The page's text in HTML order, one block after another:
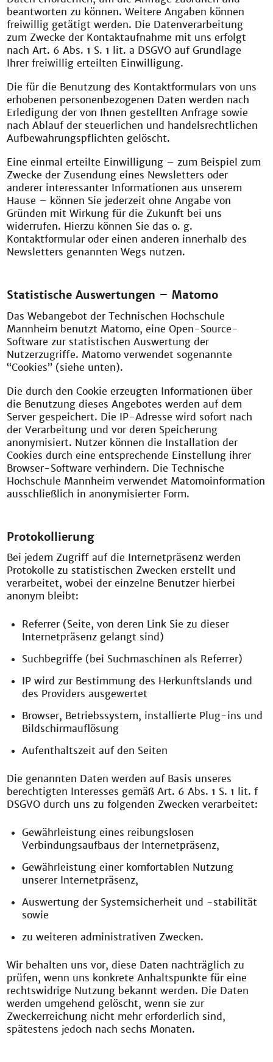
beantworten zu können. Weitere Angaben können
freiwillig getätigt werden. Die Datenverarbeitung
zum Zwecke der Kontaktaufnahme mit uns erfolgt
nach Art. 6 Abs. 1 S. 1 lit. a DSGVO auf Grundlage
Ihrer freiwillig erteilten Einwilligung.
Die für die Benutzung des Kontaktformulars von uns
erhobenen personenbezogenen Daten werden nach
Erledigung der von Ihnen gestellten Anfrage sowie
nach Ablauf der steuerlichen und handelsrechtlichen
Aufbewahrungspflichten gelöscht.
Eine einmal erteilte Einwilligung – zum Beispiel zum
Zwecke der Zusendung eines Newsletters oder
anderer interessanter Informationen aus unserem
Hause – können Sie jederzeit ohne Angabe von
Gründen mit Wirkung für die Zukunft bei uns
widerrufen. Hierzu können Sie das o. g.
Kontaktformular oder einen anderen innerhalb des
Newsletters genannten Wegs nutzen.
Statistische Auswertungen – Matomo
Das Webangebot der Technischen Hochschule
Mannheim benutzt Matomo, eine Open-Source-
Software zur statistischen Auswertung der
Nutzerzugriffe. Matomo verwendet sogenannte
“Cookies” (siehe unten).
Die durch den Cookie erzeugten Informationen über
die Benutzung dieses Angebotes werden auf dem
Server gespeichert. Die IP-Adresse wird sofort nach
der Verarbeitung und vor deren Speicherung
anonymisiert. Nutzer können die Installation der
Cookies durch eine entsprechende Einstellung ihrer
Browser-Software verhindern. Die Technische
Hochschule Mannheim verwendet Matomoinformation
ausschließlich in anonymisierter Form.
Protokollierung
Bei jedem Zugriff auf die Internetpräsenz werden
Protokolle zu statistischen Zwecken erstellt und
verarbeitet, wobei der einzelne Benutzer hierbei
anonym bleibt:
Referrer (Seite, von deren Link Sie zu dieser
Internetpräsenz gelangt sind)
Suchbegriffe (bei Suchmaschinen als Referrer)
IP wird zur Bestimmung des Herkunftslands und
des Providers ausgewertet
Browser, Betriebssystem, installierte Plug-ins und
Bildschirmauflösung
Aufenthaltszeit auf den Seiten
Die genannten Daten werden auf Basis unseres
berechtigten Interesses gemäß Art. 6 Abs. 1 S. 1 lit. f
DSGVO durch uns zu folgenden Zwecken verarbeitet:
Gewährleistung eines reibungslosen
Verbindungsaufbaus der Internetpräsenz,
Gewährleistung einer komfortablen Nutzung
unserer Internetpräsenz,
Auswertung der Systemsicherheit und -stabilität
sowie
zu weiteren administrativen Zwecken.
Wir behalten uns vor, diese Daten nachträglich zu
prüfen, wenn uns konkrete Anhaltspunkte für eine
rechtswidrige Nutzung bekannt werden. Die Daten
werden umgehend gelöscht, wenn sie zur
Zweckerreichung nicht mehr erforderlich sind,
spätestens jedoch nach sechs Monaten.